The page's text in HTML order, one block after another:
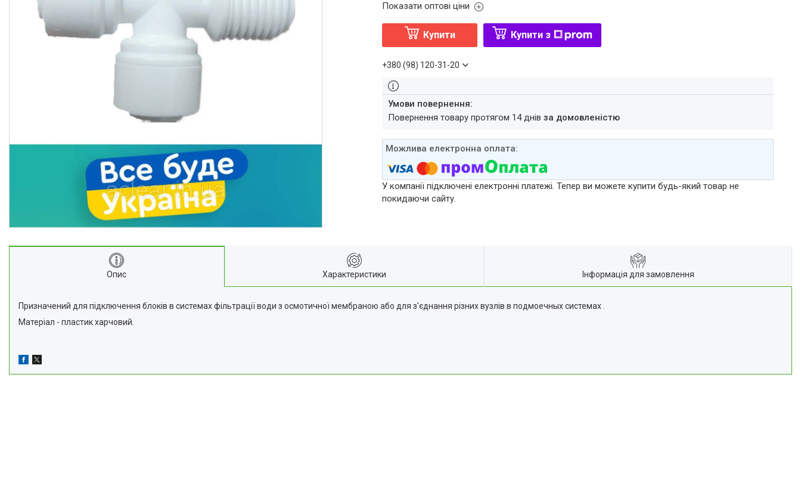
Показати оптові ціни
Купити Купити з
+380 (98) 120-31-20
повернення товару протягом 14 днівза домовленістю
У компанії підключені електронні платежі. Тепер ви можете купити будь-який товар не
покидаючи сайту.
Опис Характеристики Інформація для замовлення
Призначений для підключення блоків в системах фільтрації води з осмотичної мембраною або для з'єднання різних вузлів в подмоечных системах .
Матеріал - пластик харчовий.